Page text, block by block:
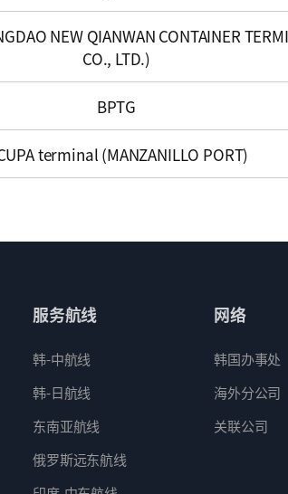
NEW QIANWAN CONTAINER
CO., LTD.)
BPTG
terminal (MANZANILLO PORT)
服务航线
韩-中航线
韩-日航线
东南亚航线
俄罗斯远东航线
网络
韩国办事处
海外分公司
关联公司